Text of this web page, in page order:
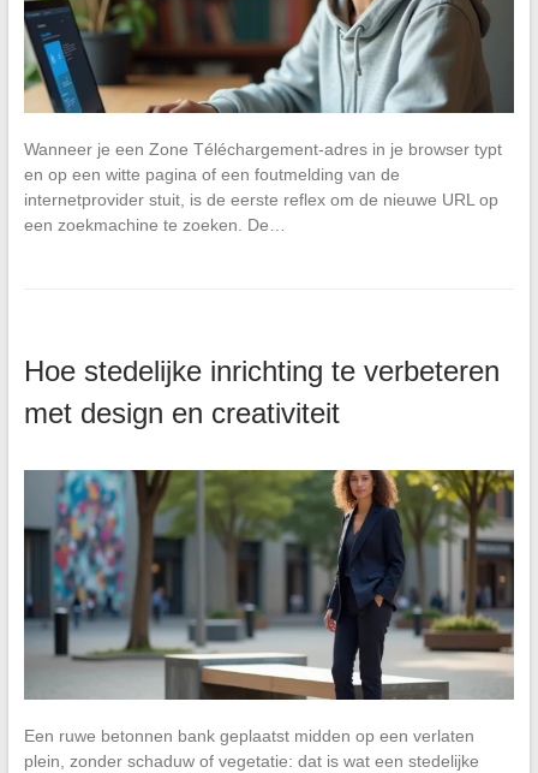
Wanneer je een Zone Téléchargement-adres in je browser typt
en op een witte pagina of een foutmelding van de
internetprovider stuit, is de eerste reflex om de nieuwe URL op
een zoekmachine te zoeken. De…
Hoe stedelijke inrichting te verbeteren
met design en creativiteit
Een ruwe betonnen bank geplaatst midden op een verlaten
plein, zonder schaduw of vegetatie: dat is wat een stedelijke